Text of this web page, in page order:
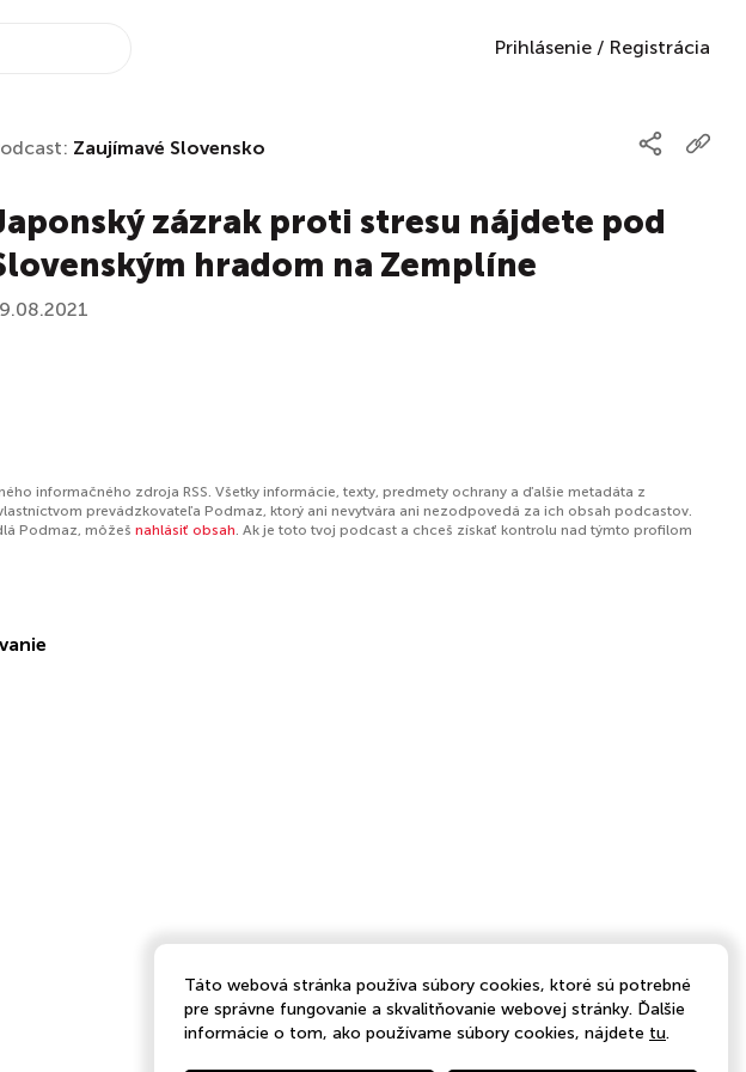
Prihlásenie / Registrácia
Zaujímavé Slovensko
zázrak proti stresu nájdete pod
hradom na Zemplíne
informačného zdroja RSS. Všetky informácie, texty, predmety ochrany a ďalšie metadáta z
prevádzkovateľa Podmaz, ktorý ani nevytvára ani nezodpovedá za ich obsah podcastov.
Podmaz, môžeš nahlásiť obsah. Ak je toto tvoj podcast a chceš získať kontrolu nad týmto profilom
Táto webová stránka používa súbory cookies, ktoré sú potrebné
pre správne fungovanie a skvalitňovanie webovej stránky. Ďalšie
informácie o tom, ako používame súbory cookies, nájdete tu.